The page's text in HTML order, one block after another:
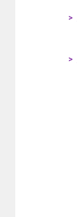
>
>